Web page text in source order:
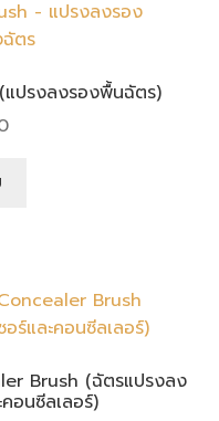
ปรงลงรองพื้นฉัตร)
Brush (ฉัตรแปรงลง
คอนซีลเลอร์)